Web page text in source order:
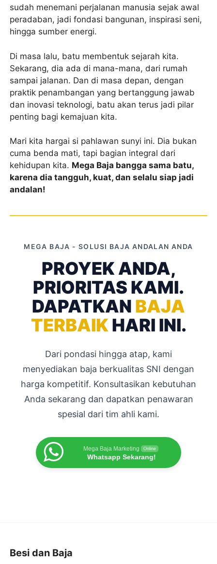
sudah menemani perjalanan manusia sejak awal
peradaban, jadi fondasi bangunan, inspirasi seni,
hingga sumber energi.
Di masa lalu, batu membentuk sejarah kita.
Sekarang, dia ada di mana-mana, dari rumah
sampai jalanan. Dan di masa depan, dengan
praktik penambangan yang bertanggung jawab
dan inovasi teknologi, batu akan terus jadi pilar
penting bagi kemajuan kita.
Mari kita hargai si pahlawan sunyi ini. Dia bukan
cuma benda mati, tapi bagian integral dari
kehidupan kita. Mega Baja bangga sama batu,
karena dia tangguh, kuat, dan selalu siap jadi
andalan!
MEGA BAJA - SOLUSI BAJA ANDALAN ANDA
PROYEK ANDA,
PRIORITAS KAMI.
DAPATKAN BAJA
TERBAIKHARI INI.
Dari pondasi hingga atap, kami
menyediakan baja berkualitas SNI dengan
harga kompetitif. Konsultasikan kebutuhan
Anda sekarang dan dapatkan penawaran
spesial dari tim ahli kami.
Mega Baja Marketing Online
Whatsapp Sekarang!
Besi dan Baja